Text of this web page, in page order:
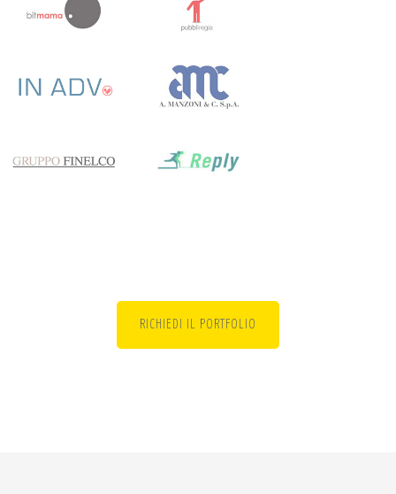
RICHIEDI IL PORTFOLIO